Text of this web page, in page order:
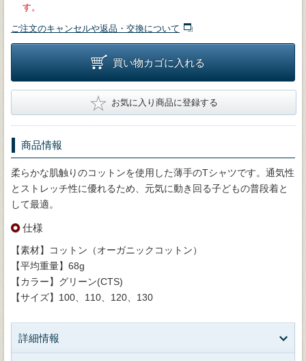
す。
ご注文のキャンセルや返品・交換について
買い物カゴに入れる
★ お気に入り商品に登録する
商品情報
柔らかな肌触りのコットンを使用した薄手のTシャツです。通気性
とストレッチ性に優れるため、元気に動き回る子どもの普段着と
して最適。
仕様
【素材】コットン（オーガニックコットン）
【平均重量】68g
【カラー】グリーン(CTS)
【サイズ】100、110、120、130
詳細情報